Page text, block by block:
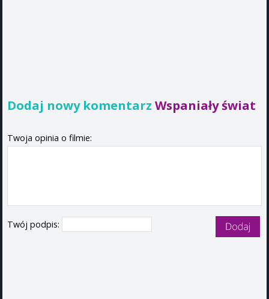
Dodaj nowy komentarz Wspaniały świat
Twoja opinia o filmie:
Twój podpis: